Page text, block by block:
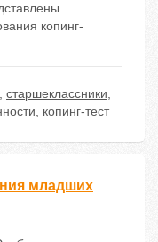
копинг-
, старшеклассники,
, копинг-тест
младших